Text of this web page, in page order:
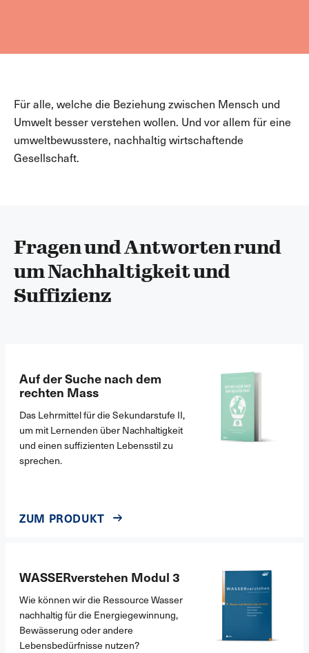
Für alle, welche die Beziehung zwischen Mensch und
Umwelt besser verstehen wollen. Und vor allem für eine
umweltbewusstere, nachhaltig wirtschaftende
Gesellschaft.
Fragen und Antworten rund
um Nachhaltigkeit und
Suffizienz
Auf der Suche nach dem
rechten Mass
Das Lehrmittel für die Sekundarstufe II,
um mit Lernenden über Nachhaltigkeit
und einen suffizienten Lebensstil zu
sprechen.
ZUM PRODUKT
WASSERverstehen Modul 3
Wie können wir die Ressource Wasser
nachhaltig für die Energiegewinnung,
Bewässerung oder andere
Lebensbedürfnisse nutzen?